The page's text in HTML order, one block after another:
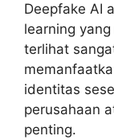
Deepfake AI
learning
terlihat
identitas
perusahaan
penting.